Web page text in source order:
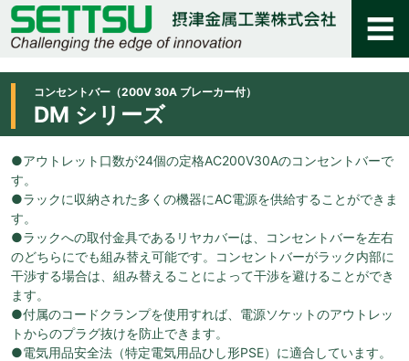
コンセントバー（200V 30A ブレーカー付）
DM シリーズ
●アウトレット口数が24個の定格AC200V30Aのコンセントバーで
す。
●ラックに収納された多くの機器にAC電源を供給することができま
す。
●ラックへの取付金具であるリヤカバーは、コンセントバーを左右
のどちらにでも組み替え可能です。コンセントバーがラック内部に
干渉する場合は、組み替えることによって干渉を避けることができ
ます。
●付属のコードクランプを使用すれば、電源ソケットのアウトレッ
トからのプラグ抜けを防止できます。
●電気用品安全法（特定電気用品ひし形PSE）に適合しています。